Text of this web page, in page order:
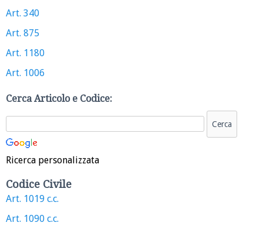
Art. 340
Art. 875
Art. 1180
Art. 1006
Cerca Articolo e Codice:
Ricerca personalizzata
Codice Civile
Art. 1019 c.c.
Art. 1090 c.c.